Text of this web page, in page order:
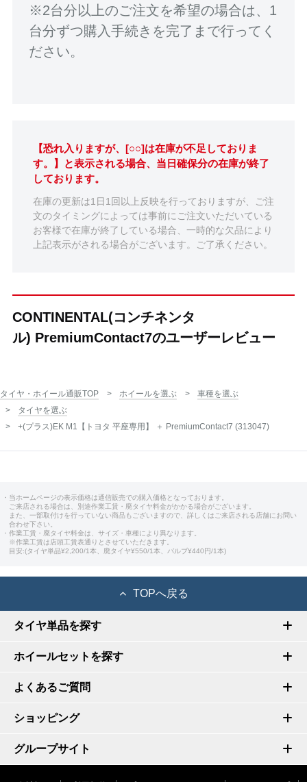
※2台分以上のご注文を希望の場合は、1
台分ずつ購入手続きを完了まで行ってく
ださい。
【恐れ入りますが、[○○]は在庫が不足しておりま
す。】と表示される場合、当日確保分の在庫が終了
しております。
在庫の更新は1日1回以上反映を行っておりますが、ご注
文のタイミングによっては事前にご注文いただいている
お客様で在庫が終了している場合、一時的な欠品により
上記表示がされる場合がございます。ご了承ください。
CONTINENTAL(コンチネンタ
ル) PremiumContact7のユーザーレビュー
タイヤ・ホイール通販TOP ホイールを選ぶ
車種を選ぶ
タイヤを選ぶ
+(プラス)EK M1【トヨタ 平座専用】 ＋ PremiumContact7 (313047)
・当ホームページの表示価格は通信販売での購入価格となっております。
ご来店される場合は、別途作業工賃・廃タイヤ料金がかかる場合がございます。
また、一部取付けを行っていない商品もございますので、詳しくはご来店される店舗にお問い
合わせ下さい。
・作業工賃・廃タイヤ料金は、サイズ・車種により異なります。
※作業工賃は店頭工賃表通りとさせていただきます。
目安:(タイヤ単品¥2,200/1本、廃タイヤ¥550/1本、バルブ¥440円/1本)
TOPへ戻る
タイヤ単品を探す
ホイールセットを探す
よくあるご質問
ショッピング
グループサイト